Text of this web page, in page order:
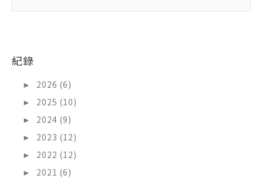
紀錄
►
2026 (6)
►
2025 (10)
►
2024 (9)
►
2023 (12)
►
2022 (12)
►
2021 (6)